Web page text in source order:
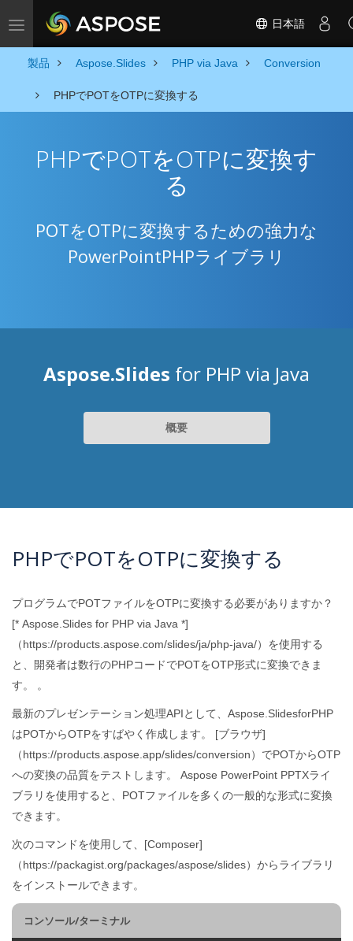
Toggle navigation 日本語
製品 Aspose.Slides PHP via Java Conversion
PHPでPOTをOTPに変換する
PHPでPOTをOTPに変換す
る
POTをOTPに変換するための強力な
PowerPointPHPライブラリ
Aspose.Slides for PHP via Java
概要
PHPでPOTをOTPに変換する
プログラムでPOTファイルをOTPに変換する必要がありますか？
[* Aspose.Slides for PHP via Java *]
（https://products.aspose.com/slides/ja/php-java/）を使用する
と、開発者は数行のPHPコードでPOTをOTP形式に変換できま
す。 。
最新のプレゼンテーション処理APIとして、Aspose.SlidesforPHP
はPOTからOTPをすばやく作成します。 [ブラウザ]
（https://products.aspose.app/slides/conversion）でPOTからOTP
への変換の品質をテストします。 Aspose PowerPoint PPTXライ
ブラリを使用すると、POTファイルを多くの一般的な形式に変換
できます。
次のコマンドを使用して、[Composer]
（https://packagist.org/packages/aspose/slides）からライブラリ
をインストールできます。
コンソール/ターミナル